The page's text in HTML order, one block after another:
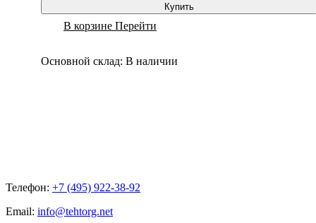
Купить
В корзине Перейти
Основной склад: В наличии
Телефон: +7 (495) 922-38-92
Email: info@tehtorg.net